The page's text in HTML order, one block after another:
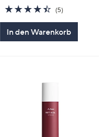
4.4
von
(5)
In den Warenkorb